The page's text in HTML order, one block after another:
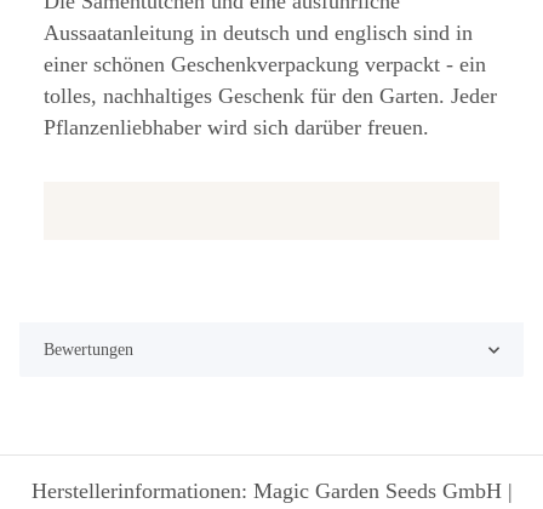
Aussaatanleitung in deutsch und englisch sind in
einer schönen Geschenkverpackung verpackt - ein
tolles, nachhaltiges Geschenk für den Garten. Jeder
Pflanzenliebhaber wird sich darüber freuen.
Bewertungen
Herstellerinformationen: Magic Garden Seeds GmbH |